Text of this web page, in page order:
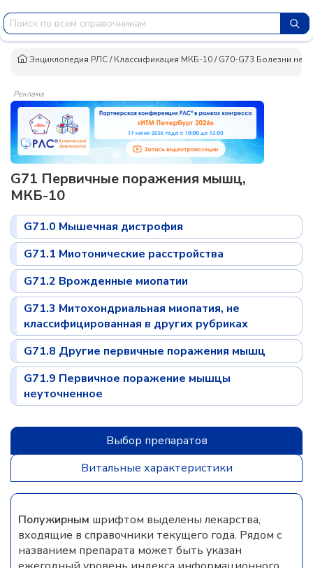
Энциклопедия РЛС/Классификация МКБ-10/G70-G73 Болезни
Реклама
G71 Первичные поражения мышц,
МКБ-10
G71.0 Мышечная дистрофия
G71.1 Миотонические расстройства
G71.2 Врожденные миопатии
G71.3 Митохондриальная миопатия, не
классифицированная в других рубриках
G71.8 Другие первичные поражения мышц
G71.9 Первичное поражение мышцы
неуточненное
Выбор препаратов
Витальные характеристики
Полужирным шрифтом выделены лекарства,
входящие в справочники текущего года. Рядом с
названием препарата может быть указан